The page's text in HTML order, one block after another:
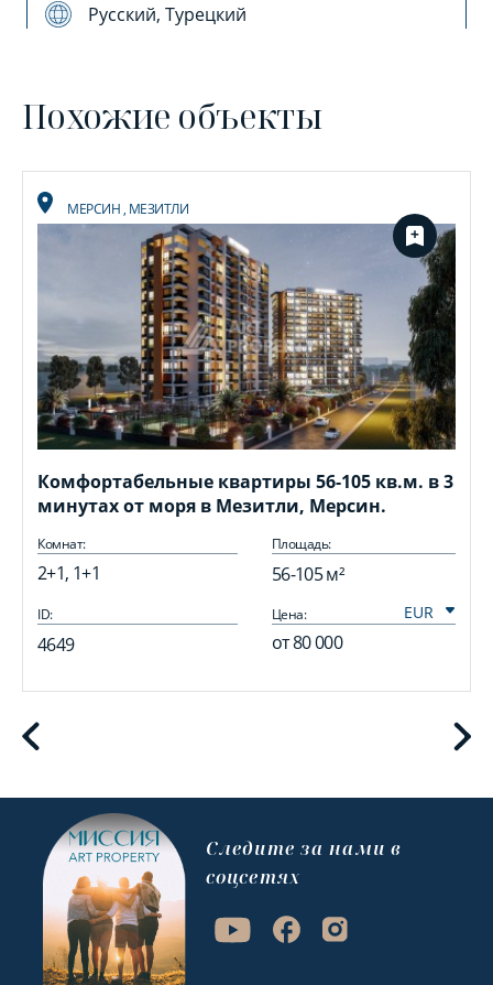
Русский, Турецкий
Похожие объекты
МЕРСИН, МЕЗИТЛИ
Комфортабельные квартиры 56-105 кв.м. в 3
минутах от моря в Мезитли, Мерсин.
Комнат:
2+1, 1+1
Площадь:
56-105 м²
ID:
4649
Цена:
от80 000
Cледите за нами в
соцсетях